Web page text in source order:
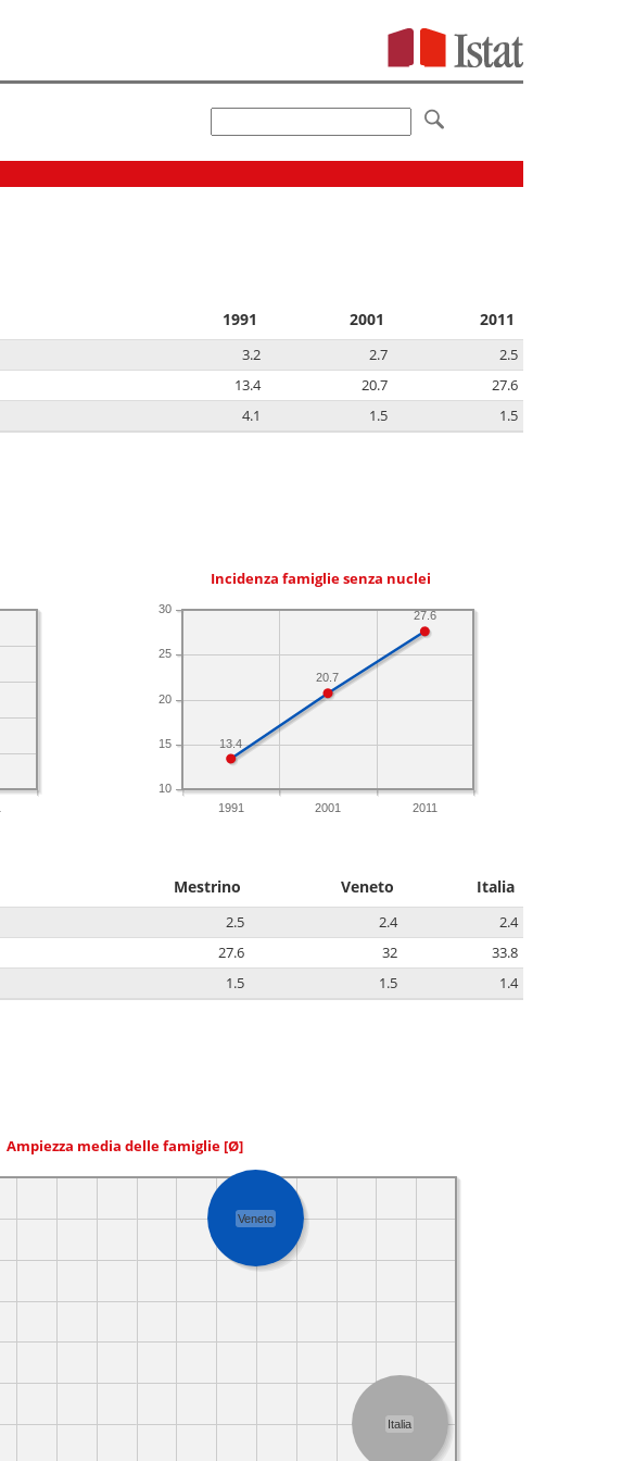
1991 2001 2011
3.2 2.7
2.5
13.4 20.7
27.6
4.1 1.5 1.5
Incidenza famiglie senza nuclei
1991 2001 2011
10
15
20
25
30
27.6
20.7
13.4
Mestrino Veneto Italia
2.5 2.4
2.4
27.6 32
33.8
1.5 1.5 1.4
Ampiezza media delle famiglie [Ø]
Veneto
Italia